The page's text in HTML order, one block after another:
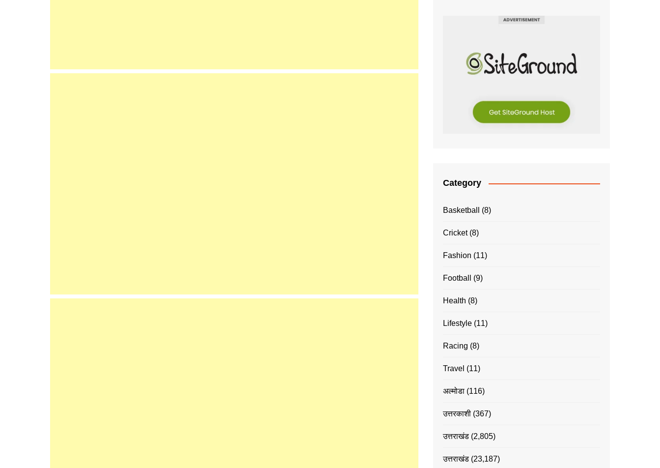
Category
Basketball (8)
Cricket(8)
Fashion (11)
Football (9)
Health (8)
Lifestyle (11)
Racing (8)
Travel (11)
अल्मोडा (116)
उत्तरकाशी (367)
उत्तराखंड (2,805)
उत्तराखंड (23,187)